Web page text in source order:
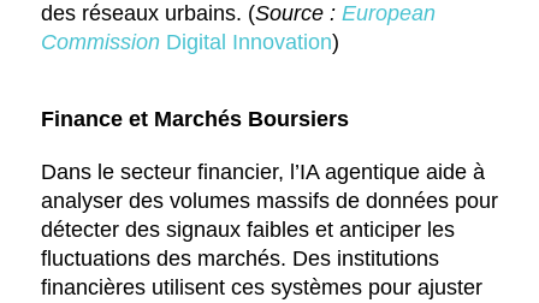
des réseaux urbains. (Source : European
Commission Digital Innovation)
Finance et Marchés Boursiers
Dans le secteur financier, l’IA agentique aide à
analyser des volumes massifs de données pour
détecter des signaux faibles et anticiper les
fluctuations des marchés. Des institutions
financières utilisent ces systèmes pour ajuster